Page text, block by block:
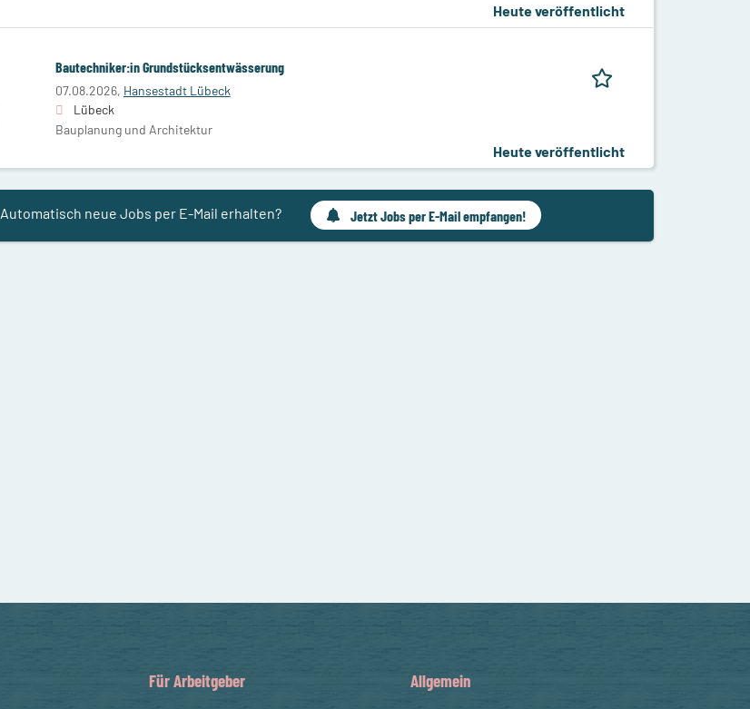
Heute veröffentlicht
Bautechniker:in Grundstücksentwässerung
07.08.2026, Hansestadt Lübeck
Lübeck
Bauplanung und Architektur
Heute veröffentlicht
Automatisch neue Jobs per E-Mail erhalten? Jetzt Jobs per E-Mail empfangen!
Für Arbeitgeber Allgemein